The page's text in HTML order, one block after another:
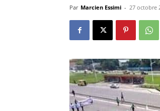
Par Marcien Essimi - 27 octobre